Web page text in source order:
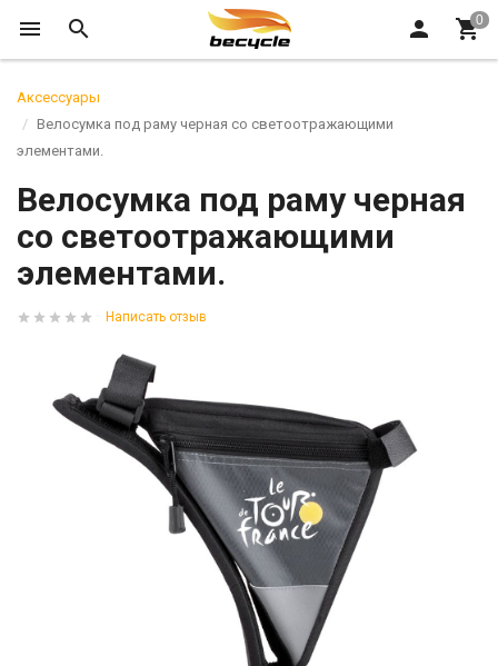
Аксессуары
Велосумка под раму черная со светоотражающими
элементами.
Велосумка под раму черная
со светоотражающими
элементами.
Написать отзыв